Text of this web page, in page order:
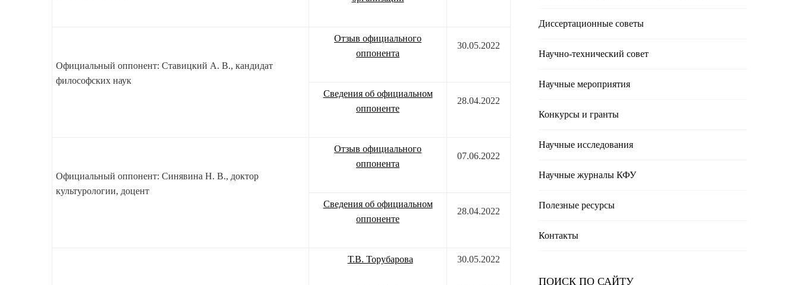
Официальный оппонент: Ставицкий А. В., кандидат
философских наук
Отзыв официального
оппонента
30.05.2022
Сведения об официальном
оппоненте
28.04.2022
Официальный оппонент: Синявина Н. В., доктор
культурологии, доцент
Отзыв официального
оппонента
07.06.2022
Сведения об официальном
оппоненте
28.04.2022
Т.В. Торубарова 30.05.2022
Диссертационные советы
Научно-технический совет
Научные мероприятия
Конкурсы и гранты
Научные исследования
Научные журналы КФУ
Полезные реcурсы
Контакты
ПОИСК ПО САЙТУ